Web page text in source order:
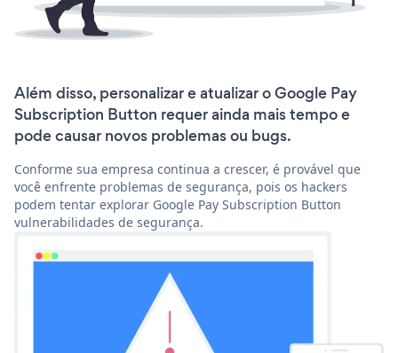
Além disso, personalizar e atualizar o Google Pay
Subscription Button requer ainda mais tempo e
pode causar novos problemas ou bugs.
Conforme sua empresa continua a crescer, é provável que
você enfrente problemas de segurança, pois os hackers
podem tentar explorar Google Pay Subscription Button
vulnerabilidades de segurança.